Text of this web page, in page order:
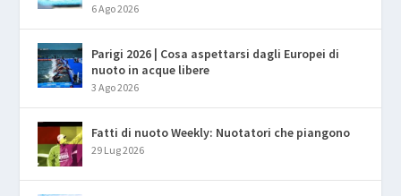
6 Ago 2026
Parigi 2026 | Cosa aspettarsi dagli Europei di
nuoto in acque libere
3 Ago 2026
Fatti di nuoto Weekly: Nuotatori che piangono
29 Lug 2026